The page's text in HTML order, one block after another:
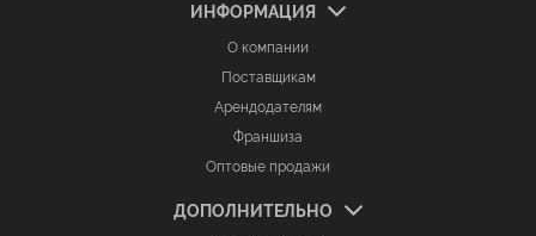
ИНФОРМАЦИЯ
О компании
Поставщикам
Арендодателям
Франшиза
Оптовые продажи
ДОПОЛНИТЕЛЬНО